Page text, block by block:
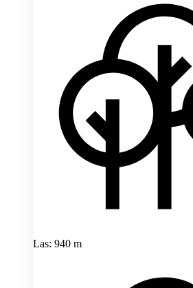
Las: 940 m